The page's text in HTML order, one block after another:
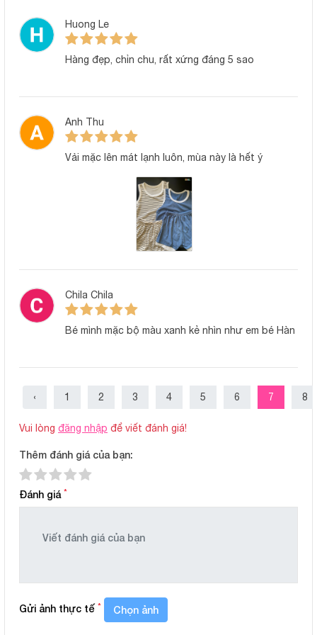
Thông số sản phẩm
Chất liệu:
Màu sắc & họa tiết: Sọc kẻ rõ ràng, rõ nét, phù hợp
Huong Le
Hàng đẹp, chỉn chu, rất xứng đáng 5 sao
Anh Thu
Vải mặc lên mát lạnh luôn, mùa này là hết ý
Chila Chila
Bé mình mặc bộ màu xanh kẻ nhìn như em bé Hàn
‹ 1 2 3 4 5 6 7 8
Vui lòng đăng nhập để viết đánh giá!
Thêm đánh giá của bạn:
Đánh giá *
Gửi ảnh thực tế * Chọn ảnh